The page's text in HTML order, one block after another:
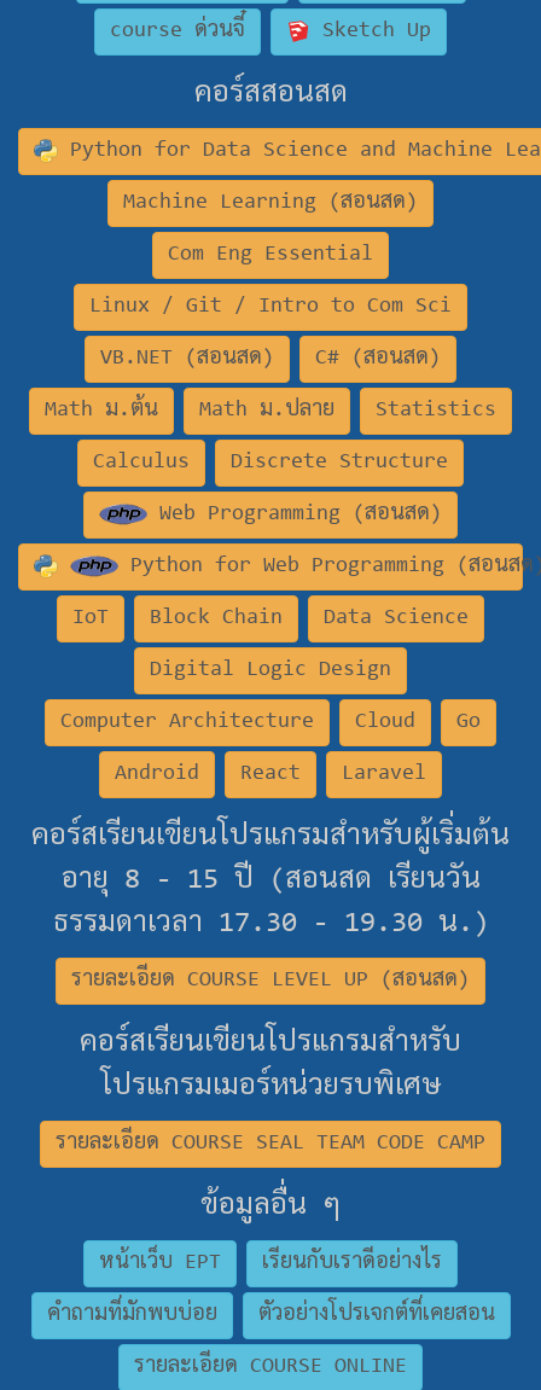
course ด่วนจี๋ Sketch Up
คอร์สสอนสด
Python for Data Science and Machine
Machine Learning (สอนสด)
Com Eng Essential
Linux / Git / Intro to Com Sci
VB.NET (สอนสด) C# (สอนสด)
Math ม.ต้น Math ม.ปลาย Statistics
Calculus Discrete Structure
Web Programming (สอนสด)
Python for Web Programming (สอนสด
IoT Block Chain Data Science
Digital Logic Design
Computer Architecture Cloud Go
Android React Laravel
คอร์สเรียนเขียนโปรแกรมสำหรับผู้เริ่มต้น
อายุ 8 - 15 ปี (สอนสด เรียนวัน
ธรรมดาเวลา 17.30 - 19.30 น.)
รายละเอียด COURSE LEVEL UP (สอนสด)
คอร์สเรียนเขียนโปรแกรมสำหรับ
โปรแกรมเมอร์หน่วยรบพิเศษ
รายละเอียด COURSE SEAL TEAM CODE CAMP
ข้อมูลอื่น ๆ
หน้าเว็บ EPT เรียนกับเราดีอย่างไร
คำถามที่มักพบบ่อย ตัวอย่างโปรเจกต์ที่เคยสอน
รายละเอียด COURSE ONLINE